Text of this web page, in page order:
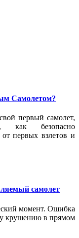
Самолетом?
первый самолет,
как безопасно
первых взлетов и
самолет
момент. Ошибка
крушению в прямом